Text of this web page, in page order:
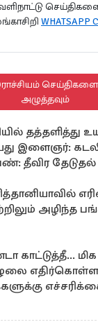
WHATSAPP
அழுத்தவும்
தத்தளித்து
இளைஞர்:
தீவிர
அழிந்த
காட்டுத்தீ...